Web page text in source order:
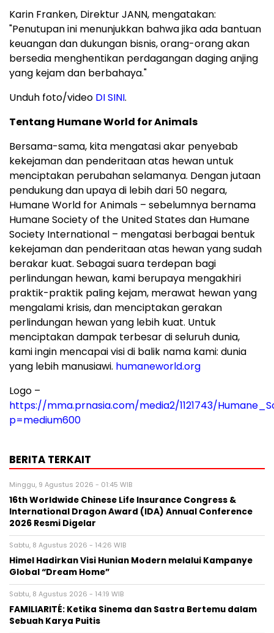
Karin Franken, Direktur JANN, mengatakan:
"Penutupan ini menunjukkan bahwa jika ada bantuan
keuangan dan dukungan bisnis, orang-orang akan
bersedia menghentikan perdagangan daging anjing
yang kejam dan berbahaya."
Unduh foto/video DI SINI.
Tentang Humane World for Animals
Bersama-sama, kita mengatasi akar penyebab
kekejaman dan penderitaan atas hewan untuk
menciptakan perubahan selamanya. Dengan jutaan
pendukung dan upaya di lebih dari 50 negara,
Humane World for Animals – sebelumnya bernama
Humane Society of the United States dan Humane
Society International – mengatasi berbagai bentuk
kekejaman dan penderitaan atas hewan yang sudah
berakar kuat. Sebagai suara terdepan bagi
perlindungan hewan, kami berupaya mengakhiri
praktik-praktik paling kejam, merawat hewan yang
mengalami krisis, dan menciptakan gerakan
perlindungan hewan yang lebih kuat. Untuk
menciptakan dampak terbesar di seluruh dunia,
kami ingin mencapai visi di balik nama kami: dunia
yang lebih manusiawi. humaneworld.org
Logo –
https://mma.prnasia.com/media2/1121743/
p=medium600
BERITA TERKAIT
Minggu, 9 Agustus 2026 - 01:45 WIB
16th Worldwide Chinese Life Insurance Congress &
International Dragon Award (IDA) Annual Conference
2026 Resmi Digelar
Sabtu, 8 Agustus 2026 - 14:26 WIB
Himel Hadirkan Visi Hunian Modern melalui Kampanye
Global “Dream Home”
Sabtu, 8 Agustus 2026 - 14:19 WIB
FAMILIARITÉ: Ketika Sinema dan Sastra Bertemu dalam
Sebuah Karya Puitis